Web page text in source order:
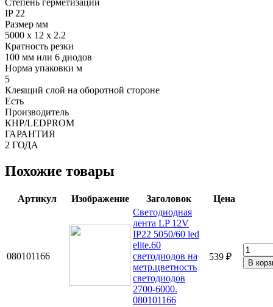
IP 22
Размер мм
5000 х 12 х 2.2
Кратность резки
100 мм или 6 диодов
Норма упаковки м
5
Клеящий слой на оборотной стороне
Есть
Производитель
КНР/LEDPROM
ГАРАНТИЯ
2 ГОДА
Похожие товары
Артикул Изображение Заголовок Цена
080101166
Светодиодная
лента LP 12V
IP22 5050/60 led
elite.60
светодиодов на
метр.цветность
светодиодов
2700-6000.
080101166
539 ₽